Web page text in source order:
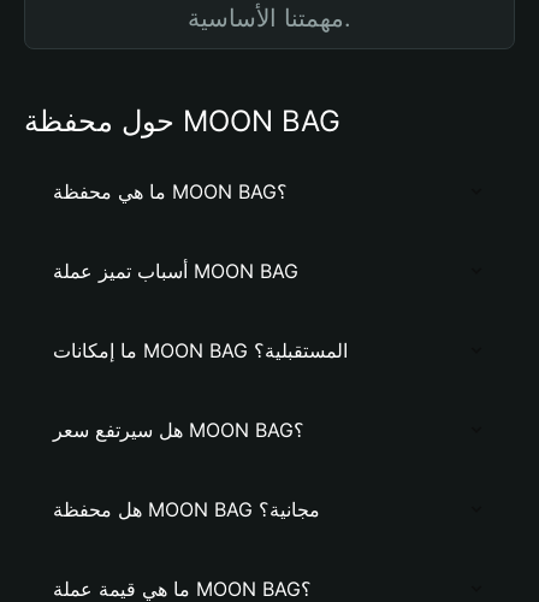
مهمتنا الأساسية.
حول محفظة MOON BAG
ما هي محفظة MOON BAG؟
أسباب تميز عملة MOON BAG
ما إمكانات MOON BAG المستقبلية؟
هل سيرتفع سعر MOON BAG؟
هل محفظة MOON BAG مجانية؟
ما هي قيمة عملة MOON BAG؟